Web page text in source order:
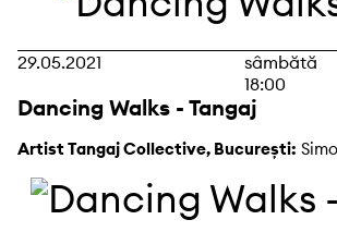
29.05.2021
sâmbătă
18:00
Dancing Walks - Tangaj
Artist Tangaj Collective, București: